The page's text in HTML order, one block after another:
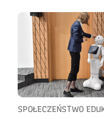
SPOŁECZEŃSTWO